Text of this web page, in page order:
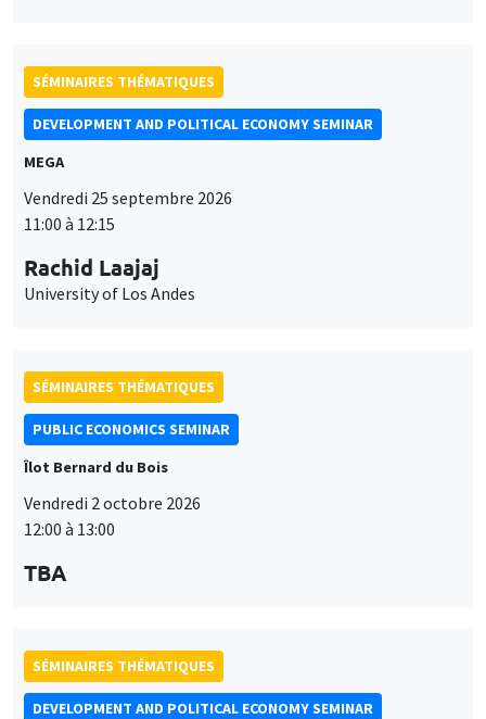
SÉMINAIRES THÉMATIQUES
DEVELOPMENT AND POLITICAL ECONOMY SEMINAR
MEGA
Vendredi 25 septembre 2026
11:00 à 12:15
Rachid Laajaj
University of Los Andes
SÉMINAIRES THÉMATIQUES
PUBLIC ECONOMICS SEMINAR
Îlot Bernard du Bois
Vendredi 2 octobre 2026
12:00 à 13:00
TBA
SÉMINAIRES THÉMATIQUES
DEVELOPMENT AND POLITICAL ECONOMY SEMINAR